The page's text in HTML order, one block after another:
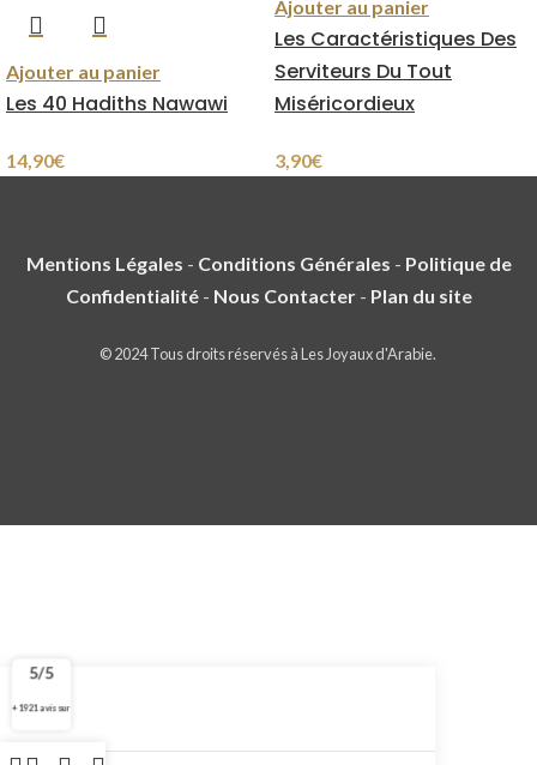
Ajouter au panier
Les 40 Hadiths Nawawi
14,90€
Ajouter au panier
Les Caractéristiques Des
Serviteurs Du Tout
Miséricordieux
3,90€
Mentions Légales - Conditions Générales - Politique de
Confidentialité- Nous Contacter- Plan du site
© 2024 Tous droits réservés à Les Joyaux d'Arabie.
5/5
+ 1921 avis sur